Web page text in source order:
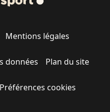
Mentions légales
données Plan du site
Préférences cookies